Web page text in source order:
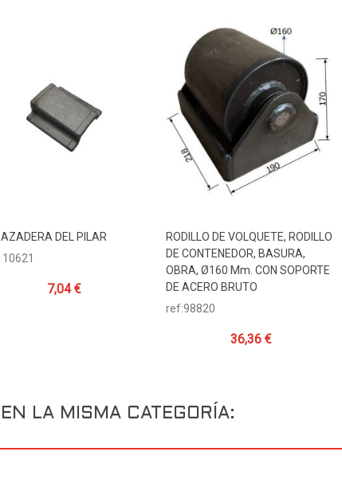
Añadir Al Carrito
DEL PILAR
7,04 €
Añadir Al Carrito
RODILLO DE VOLQUETE, RODILLO
DE CONTENEDOR, BASURA,
OBRA, Ø160 Mm. CON SOPORTE
DE ACERO BRUTO
ref:98820
36,36 €
LA MISMA CATEGORÍA: